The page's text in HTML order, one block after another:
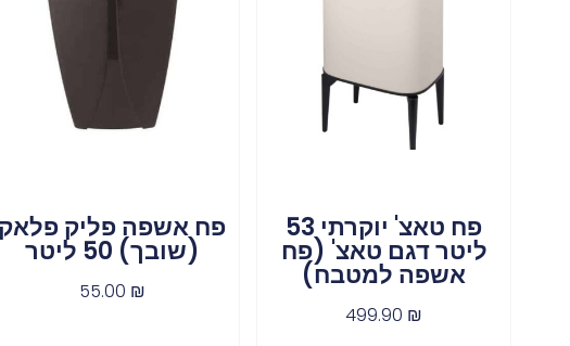
פח טאצ' יוקרתי 53
ליטר דגם טאצ' (פח
אשפה למטבח)
499.90 ₪
פח אשפה פליק פלאק
(שובך) 50 ליטר
55.00 ₪